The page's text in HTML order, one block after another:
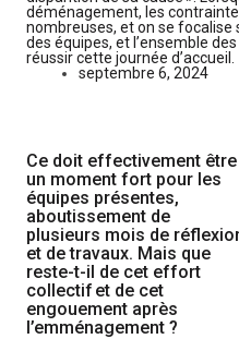
déménagement, les
nombreuses, et on se focalise
des équipes, et l’ensemble
réussir cette journée d’accueil.
septembre 6, 2024
Ce doit effectivement être
un moment fort pour les
équipes présentes,
aboutissement de
plusieurs mois de
et de travaux. Mais que
reste-t-il de cet effort
collectif et de cet
engouement après
l’emménagement ?